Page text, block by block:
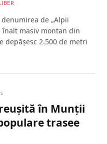
de „Alpii
înalt masiv montan din
depășesc 2.500 de metri
în Munții
trasee